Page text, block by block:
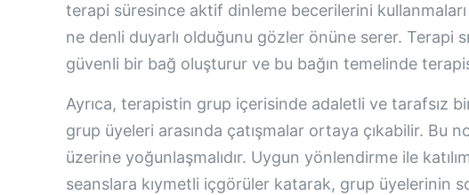
terapi süresince aktif dinleme becerilerini
ne denli duyarlı olduğunu gözler önüne serer. Terapi
güvenli bir bağ oluşturur ve bu bağın temelinde
Ayrıca, terapistin grup içerisinde adaletli ve tarafsız
grup üyeleri arasında çatışmalar ortaya çıkabilir. Bu
üzerine yoğunlaşmalıdır. Uygun yönlendirme ile
seanslara kıymetli içgörüler katarak, grup üyelerinin